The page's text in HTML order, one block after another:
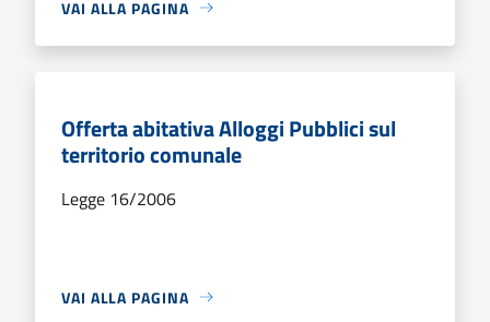
VAI ALLA PAGINA
Offerta abitativa Alloggi Pubblici sul
territorio comunale
Legge 16/2006
VAI ALLA PAGINA